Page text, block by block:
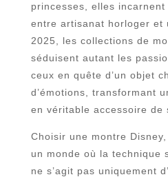
princesses, elles
entre artisanat horloger et
2025, les collections de
séduisent autant les
ceux en quête d’un objet
d’émotions, transformant
en véritable accessoire de
Choisir une montre
un monde où la technique
ne s’agit pas uniquement